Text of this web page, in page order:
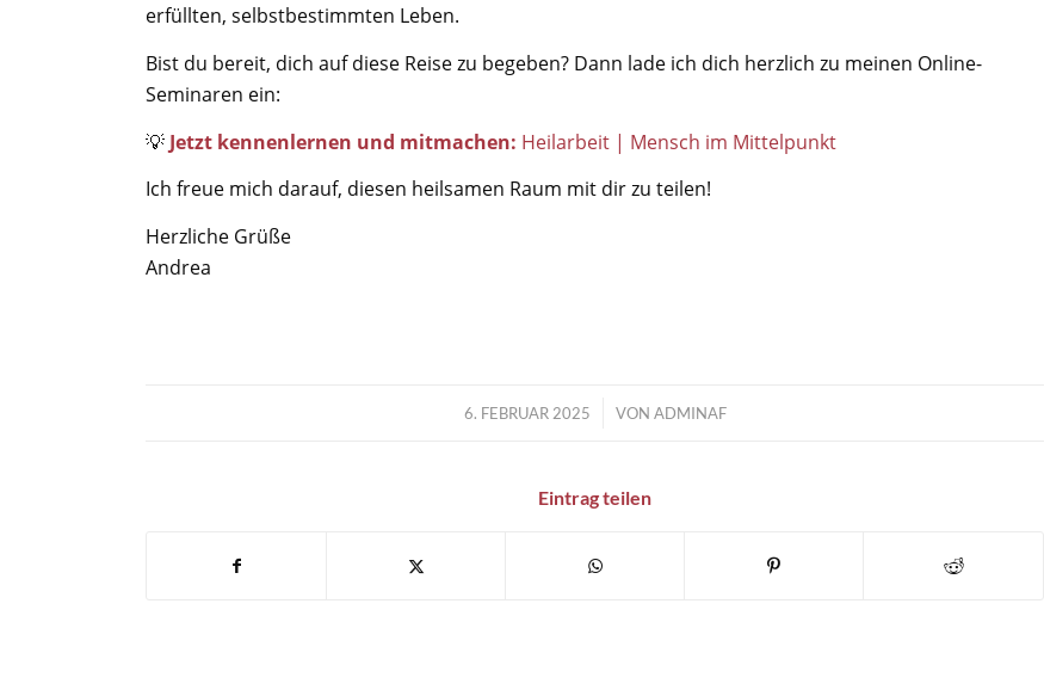
erfüllten, selbstbestimmten Leben.
Bist du bereit, dich auf diese Reise zu begeben? Dann lade ich dich herzlich zu meinen Online-
Seminaren ein:
💡 Jetzt kennenlernen und mitmachen: Heilarbeit | Mensch im Mittelpunkt
Ich freue mich darauf, diesen heilsamen Raum mit dir zu teilen!
Herzliche Grüße
Andrea
6. FEBRUAR 2025
/ VON ADMINAF
Eintrag teilen